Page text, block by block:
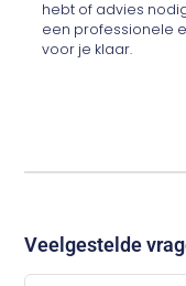
hebt of advies
een professionele
voor je klaar.
Veelgestelde